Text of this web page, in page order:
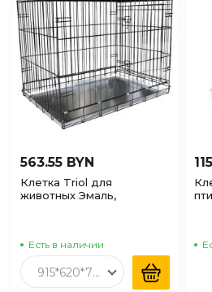
563.55 BYN
Клетка Triol для
животных Эмаль,
Есть в наличии
915*620*700